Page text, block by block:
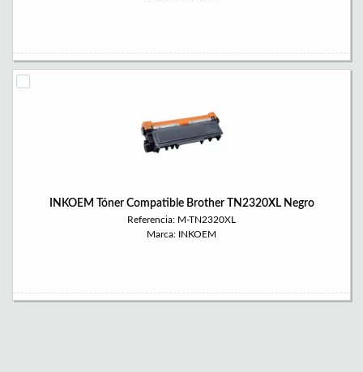
INKOEM Tóner Compatible Brother TN2320XL Negro
Referencia: M-TN2320XL
Marca: INKOEM